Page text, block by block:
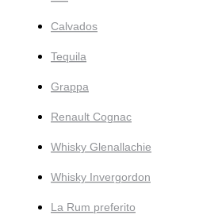
Calvados
Tequila
Grappa
Renault Cognac
Whisky Glenallachie
Whisky Invergordon
La Rum preferito